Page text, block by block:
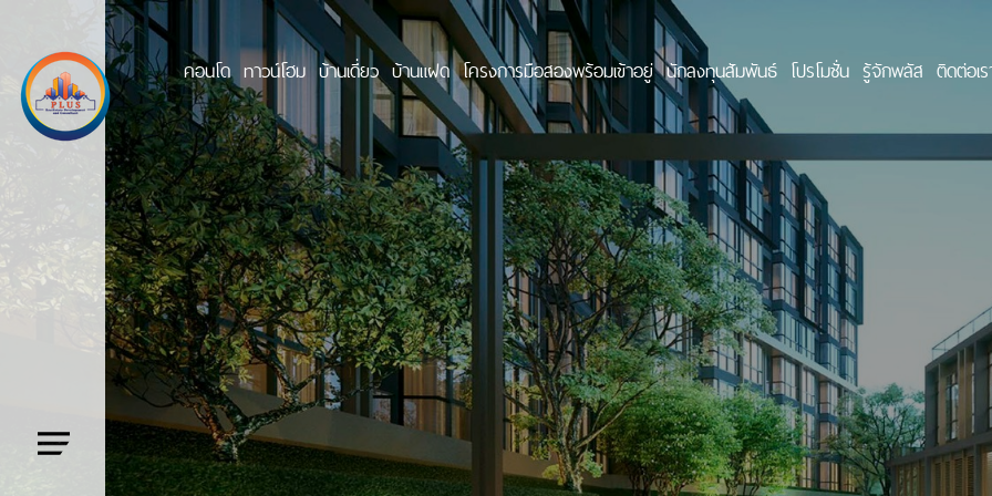
คอนโด ทาวน์โฮม บ้านเดี่ยว บ้านแฝด โครงการมือสองพร้อมเข้าอยู่ นักลงทุนสัมพันธ์ โปรโมชั่น รู้จักพลัส ติดต่อเ